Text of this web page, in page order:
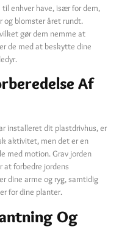
enhver have, især for dem,
og blomster året rundt.
gør dem nemme at
de med at beskytte dine
Af
installeret dit plastdrivhus, er
aktivitet, men det er en
med motion. Grav jorden
at forbedre jordens
dine arme og ryg, samtidig
for dine planter.
Og